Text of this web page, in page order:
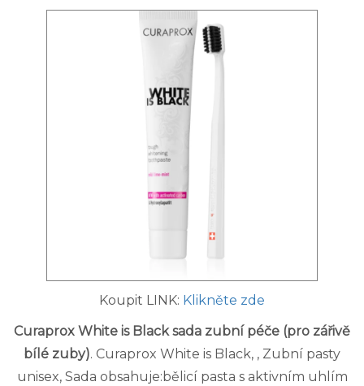
Koupit LINK: Klikněte zde
Curaprox White is Black sada zubní péče (pro zářivě
bílé zuby). Curaprox White is Black, , Zubní pasty
unisex, Sada obsahuje:bělicí pasta s aktivním uhlím